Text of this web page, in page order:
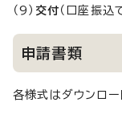
（9） 交付 （口座振込
申請書類
各様式はダウンロー